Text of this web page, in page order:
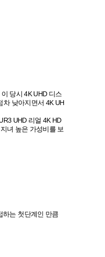
당시 4K UHD 디스
차 낮아지면서 4K UH
UHD 리얼 4K HD
녀 높은 가성비를 보
하는 첫단계인 만큼